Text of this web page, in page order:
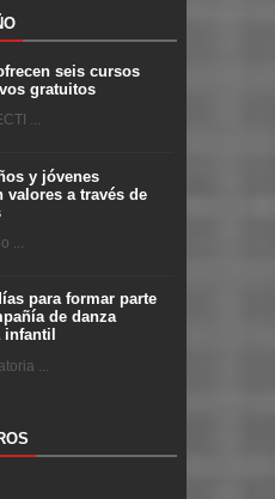
seis cursos
gratuitos
...
y jóvenes
valores a través de
...
para formar parte
de danza
...